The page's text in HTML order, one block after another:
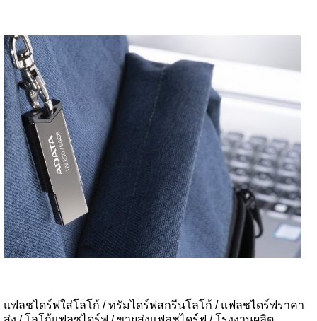
แฟลชไดร์ฟใส่โลโก้ / ทรัมไดร์ฟสกรีนโลโก้ / แฟลชไดร์ฟราคา